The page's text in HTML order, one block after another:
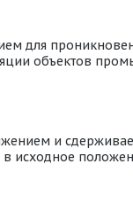
для
объектов
и
в исходное